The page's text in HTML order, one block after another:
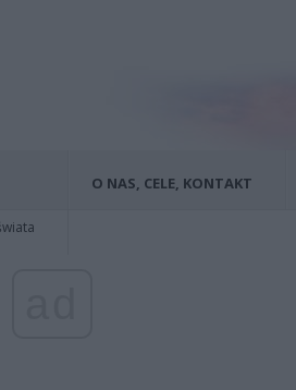
O NAS, CELE, KONTAKT